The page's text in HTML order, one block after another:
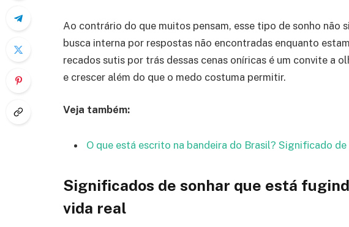
Ao contrário do que muitos pensam, esse tipo de sonho não
busca interna por respostas não encontradas enquanto
recados sutis por trás dessas cenas oníricas é um convite a
e crescer além do que o medo costuma permitir.
Veja também:
O que está escrito na bandeira do Brasil? Significado
Significados de sonhar que está
vida real